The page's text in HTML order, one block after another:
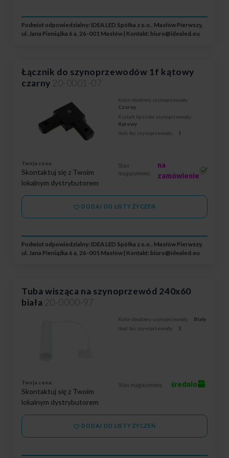
Podmiot odpowiedzialny: IDEA LED Spółka z o.o., Masłów Pierwszy,
ul. Jana Pieniążka 6 a, 26-001 Masłów | Kontakt: biuro@idealed.eu
Łącznik do szynoprzewodów 1f kątowy
czarny 20-0001-07
Kolor obudowy szynoprzewody:
Czarny
Kształt łącznika szynoprzewody:
Kątowy
Ilość faz szynoprzewody:
1
Twoja cena:
Skontaktuj się z Twoim
lokalnym dystrybutorem
Stan
magazynowy:
na
zamówienie
DODAJ DO LISTY ŻYCZEŃ
Podmiot odpowiedzialny: IDEA LED Spółka z o.o., Masłów Pierwszy,
ul. Jana Pieniążka 6 a, 26-001 Masłów | Kontakt: biuro@idealed.eu
Tuba wisząca na szynoprzewód 240x60
biała 20-0000-97
Kolor obudowy szynoprzewody:
Biały
Ilość faz szynoprzewody:
1
Twoja cena:
Skontaktuj się z Twoim
lokalnym dystrybutorem
Stan magazynowy: średnio
DODAJ DO LISTY ŻYCZEŃ